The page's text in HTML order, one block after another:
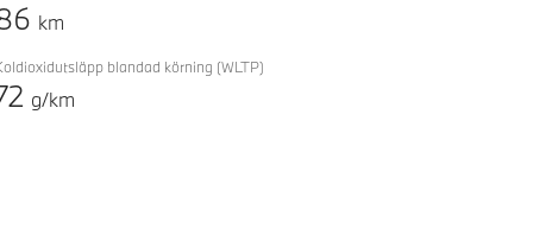
km
blandad körning (WLTP)
g/km